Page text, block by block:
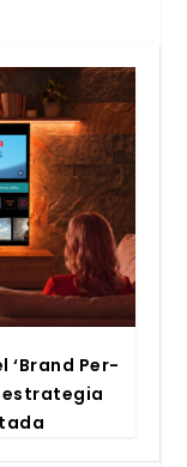
‘Brand Per­
estra­te­gia